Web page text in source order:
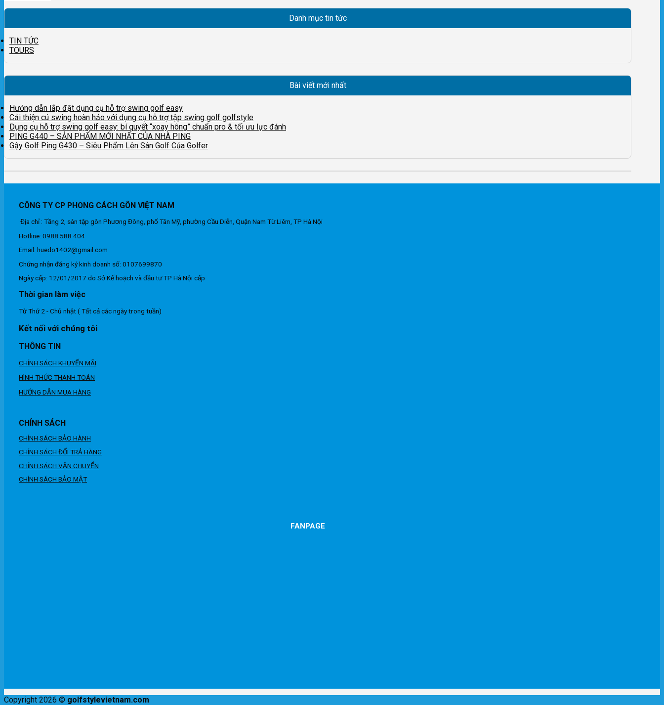
Danh mục tin tức
TIN TỨC
TOURS
Bài viết mới nhất
Hướng dẫn lắp đặt dụng cụ hỗ trợ swing golf easy
Cải thiện cú swing hoàn hảo với dụng cụ hỗ trợ tập swing golf golfstyle
Dụng cụ hỗ trợ swing golf easy: bí quyết “xoay hông” chuẩn pro & tối ưu lực đánh
PING G440 – SẢN PHẨM MỚI NHẤT CỦA NHÀ PING
Gậy Golf Ping G430 – Siêu Phẩm Lên Sân Golf Của Golfer
CÔNG TY CP PHONG CÁCH GÔN VIỆT NAM
Địa chỉ : Tầng 2, sân tập gôn Phương Đông, phố Tân Mỹ, phường Cầu Diễn, Quận Nam Từ Liêm, TP Hà Nội
Hotline: 0988 588 404
Email: huedo1402@gmail.com
Chứng nhận đăng ký kinh doanh số: 0107699870
Ngày cấp: 12/01/2017 do Sở Kế hoạch và đầu tư TP Hà Nội cấp
Thời gian làm việc
Từ Thứ 2 - Chủ nhật ( Tất cả các ngày trong tuần)
Kết nối với chúng tôi
THÔNG TIN
CHÍNH SÁCH KHUYẾN MÃI
HÌNH THỨC THANH TOÁN
HƯỚNG DẪN MUA HÀNG
CHÍNH SÁCH
CHÍNH SÁCH BẢO HÀNH
CHÍNH SÁCH ĐỔI TRẢ HÀNG
CHÍNH SÁCH VẬN CHUYỂN
CHÍNH SÁCH BẢO MẬT
FANPAGE
Copyright 2026 © golfstylevietnam.com